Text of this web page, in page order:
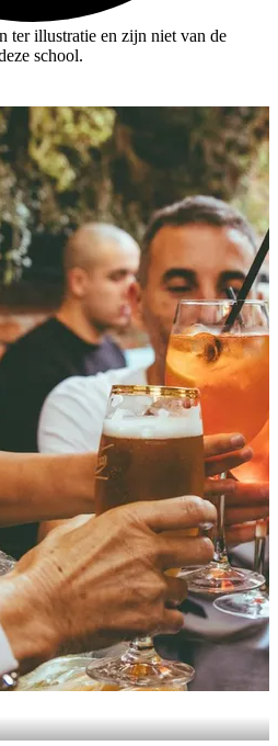
ter illustratie en zijn niet van de
school.